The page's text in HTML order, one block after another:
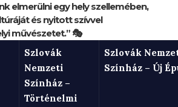
elmerülni egy hely szellemében,
és nyitott szívvel
művészetet.” 🎭
Szlovák
Nemzeti
Színház –
Történelmi
Szlovák
Színház – Új